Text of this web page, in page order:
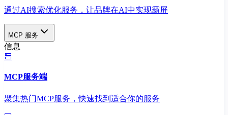
通过AI搜索优化服务，让品牌在AI中实现霸屏
MCP 服务
信息
MCP服务端
聚集热门MCP服务，快速找到适合你的服务